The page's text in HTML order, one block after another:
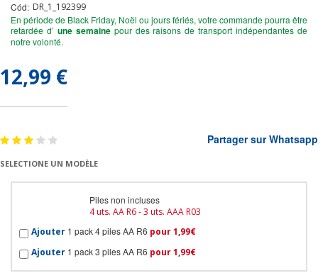
Cód: DR_1_192399
En période de Black Friday, Noël ou jours fériés, votre commande pourra être
retardée d’ une semainepour des raisons de transport indépendantes de
notre volonté.
12,99 €
Partager sur Whatsapp
SELECTIONE UN MODÈLE
Piles non incluses
4 uts. AA R6 - 3 uts. AAA R03
Ajouter 1 pack 4 piles AA R6 pour 1,99€
Ajouter 1 pack 3 piles AA R6 pour 1,99€